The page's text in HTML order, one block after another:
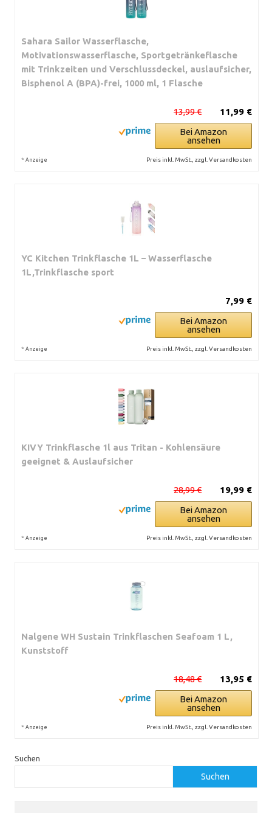
Sahara Sailor Wasserflasche,
Motivationswasserflasche, Sportgetränkeflasche
mit Trinkzeiten und Verschlussdeckel, auslaufsicher,
Bisphenol A (BPA)-frei, 1000 ml, 1 Flasche
11,99 €
13,99 €
Bei Amazon
ansehen
* Anzeige Preis inkl. MwSt., zzgl. Versandkosten
YC Kitchen Trinkflasche 1L – Wasserflasche
1L,Trinkflasche sport
7,99 €
Bei Amazon
ansehen
* Anzeige Preis inkl. MwSt., zzgl. Versandkosten
KIVY Trinkflasche 1l aus Tritan - Kohlensäure
geeignet & Auslaufsicher
19,99 €
28,99 €
Bei Amazon
ansehen
* Anzeige Preis inkl. MwSt., zzgl. Versandkosten
Nalgene WH Sustain Trinkflaschen Seafoam 1 L,
Kunststoff
13,95 €
18,48 €
Bei Amazon
ansehen
* Anzeige Preis inkl. MwSt., zzgl. Versandkosten
Suchen
Suchen